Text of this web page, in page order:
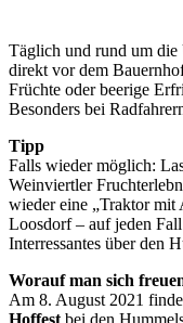
Täglich und rund um
direkt vor dem
Früchte oder beerige
Besonders bei
Tipp
Falls wieder möglich:
Weinviertler
wieder eine „Traktor mit
Loosdorf – auf jeden
Interressantes über den
Worauf man sich
Am 8. August 2021
Hoffest bei den